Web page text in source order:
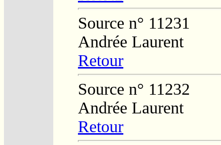
Source n° 11231
Andrée Laurent
Retour
Source n° 11232
Andrée Laurent
Retour